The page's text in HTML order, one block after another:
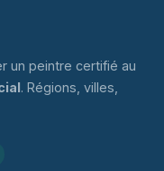
un peintre certifié au
. Régions, villes,